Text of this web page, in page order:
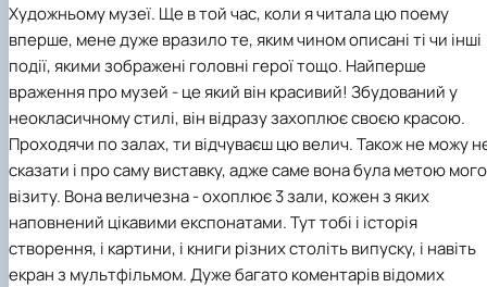
Художньому музеї. Ще в той час, коли я читала цю поему
вперше, мене дуже вразило те, яким чином описані ті чи інші
події, якими зображені головні герої тощо. Найперше
враження про музей - це який він красивий! Збудований у
неокласичному стилі, він відразу захоплює своєю красою.
Проходячи по залах, ти відчуваєш цю велич. Також не можу
сказати і про саму виставку, адже саме вона була метою мого
візиту. Вона величезна - охоплює 3 зали, кожен з яких
наповнений цікавими експонатами. Тут тобі і історія
створення, і картини, і книги різних століть випуску, і навіть
екран з мультфільмом. Дуже багато коментарів відомих